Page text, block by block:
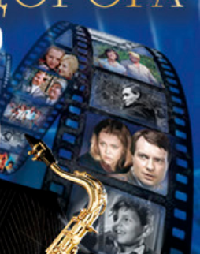
сочинения царственного
— гения русского
многоголосные и
Василий Титов сумел
содержание с
создав произведения,
поражают своей мощью и
гармонично дополнят
композитора эпохи
Таллиса, а также